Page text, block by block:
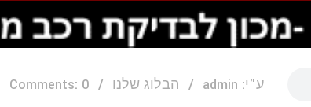
ע"י: admin הבלוג שלנו Comments: 0